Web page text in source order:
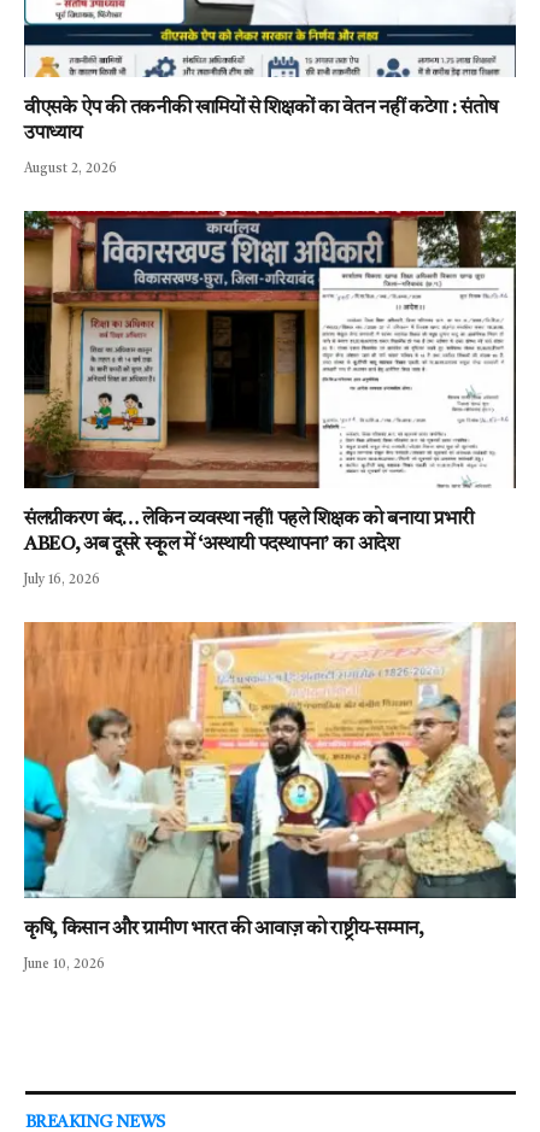
वीएसके ऐप की तकनीकी खामियों से शिक्षकों का वेतन नहीं कटेगा : संतोष
उपाध्याय
August 2, 2026
संलग्नीकरण बंद… लेकिन व्यवस्था नहीं! पहले शिक्षक को बनाया प्रभारी
ABEO, अब दूसरे स्कूल में ‘अस्थायी पदस्थापना’ का आदेश
July 16, 2026
कृषि, किसान और ग्रामीण भारत की आवाज़ को राष्ट्रीय-सम्मान,
June 10, 2026
BREAKING NEWS